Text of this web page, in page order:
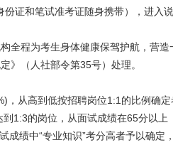
证和笔试准考证随身携带），进入
程为考生身体健康保驾护航，营造
》（人社部令第35号）处理。
从高到低按招聘岗位1:1的比例确
1:3的岗位，从面试成绩在65分以
绩中“专业知识”考分高者予以确定